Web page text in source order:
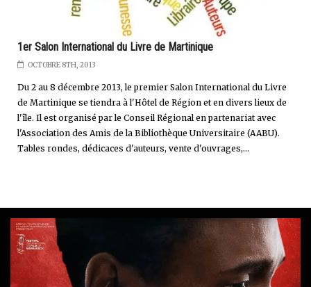
1er Salon International du Livre de Martinique
OCTOBRE 8TH, 2013
Du 2 au 8 décembre 2013, le premier Salon International du Livre
de Martinique se tiendra à l'Hôtel de Région et en divers lieux de
l'île. Il est organisé par le Conseil Régional en partenariat avec
l'Association des Amis de la Bibliothèque Universitaire (AABU).
Tables rondes, dédicaces d'auteurs, vente d'ouvrages,...